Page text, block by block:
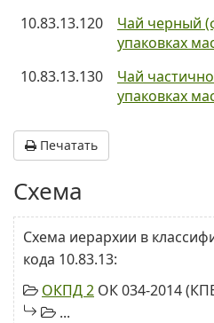
10.83.13.120
Чай черный
упаковках
10.83.13.130
Чай
упаковках
Печатать
Схема
Схема иерархии в
кода 10.83.13:
ОКПД 2 ОК 034-2014
...